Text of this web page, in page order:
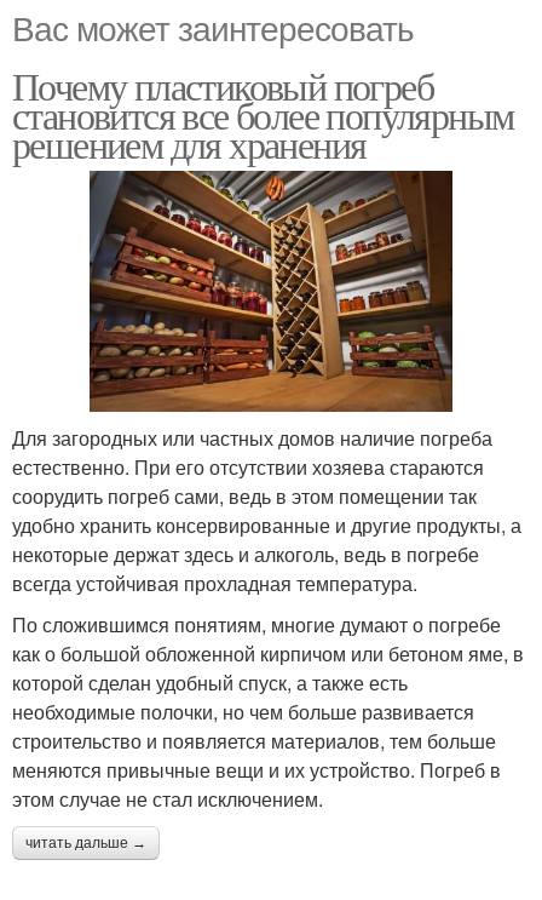
Вас может заинтересовать
Почему пластиковый погреб
становится все более популярным
решением для хранения
Для загородных или частных домов наличие погреба
естественно. При его отсутствии хозяева стараются
соорудить погреб сами, ведь в этом помещении так
удобно хранить консервированные и другие продукты, а
некоторые держат здесь и алкоголь, ведь в погребе
всегда устойчивая прохладная температура.
По сложившимся понятиям, многие думают о погребе
как о большой обложенной кирпичом или бетоном яме, в
которой сделан удобный спуск, а также есть
необходимые полочки, но чем больше развивается
строительство и появляется материалов, тем больше
меняются привычные вещи и их устройство. Погреб в
этом случае не стал исключением.
читать дальше →